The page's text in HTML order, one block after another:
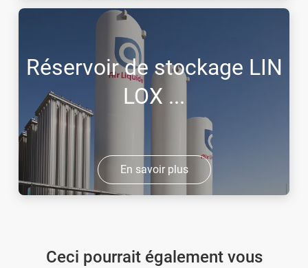
Réservoir de stockage LIN
LOX ...
En savoir plus
Ceci pourrait également vous